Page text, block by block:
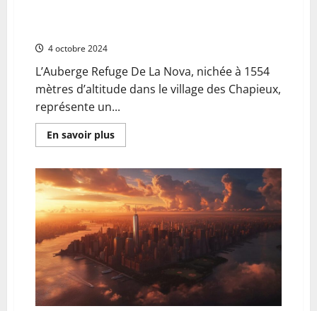
4 octobre 2024
L’Auberge Refuge De La Nova, nichée à 1554
mètres d’altitude dans le village des Chapieux,
représente un...
En savoir plusEn
savoir
Decouvrez
l’Auberge
Refuge
De
La
Nova
:
Une
etape
incontournable
sur
le
Tour
du